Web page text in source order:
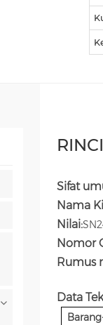
Sifat
Nama
Nilai:
Nomor
Rumus
Data